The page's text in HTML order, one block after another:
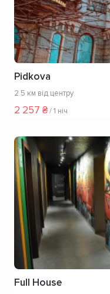
Pidkova
2.5 км від центру
2 257 ₴/1 ніч
Full House